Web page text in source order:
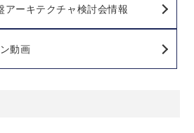
アーキテクチャ検討会情報
動画